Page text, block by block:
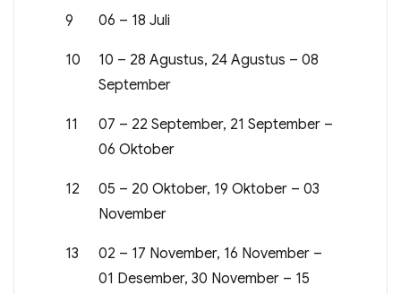
9 06 – 18 Juli
10
10 – 28 Agustus, 24 Agustus – 08
September
11
07 – 22 September, 21 September –
06 Oktober
12
05 – 20 Oktober, 19 Oktober – 03
November
13
02 – 17 November, 16 November –
01 Desember, 30 November – 15